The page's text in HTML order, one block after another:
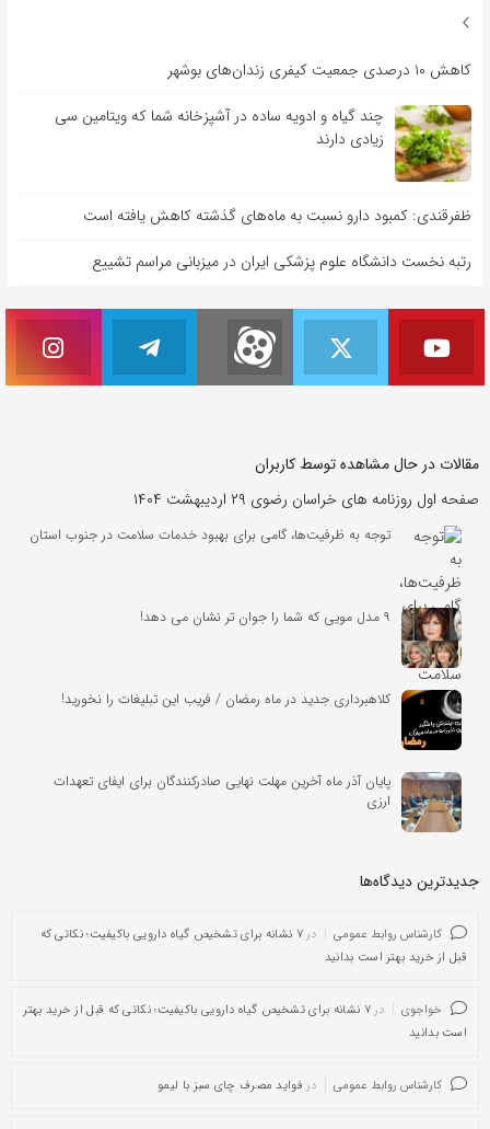
کاهش ۱۰ درصدی جمعیت کیفری زندان‌های بوشهر
چند گیاه و ادویه ساده در آشپزخانه شما که ویتامین سی
زیادی دارند
ظفرقندی: کمبود دارو نسبت به ماه‌های گذشته کاهش یافته است
رتبه نخست دانشگاه علوم پزشکی ایران در میزبانی مراسم تشییع
مقالات در حال مشاهده توسط کاربران
صفحه اول روزنامه های خراسان رضوی ۲۹ اردیبهشت ۱۴۰۴
توجه به ظرفیت‌ها، گامی برای بهبود خدمات سلامت در جنوب استان
۹ مدل مویی که شما را جوان تر نشان می دهد!
کلاهبرداری جدید در ماه رمضان / فریب این تبلیغات را نخورید!
پایان آذر ماه آخرین مهلت نهایی صادرکنندگان برای ایفای تعهدات
ارزی
جدیدترین دیدگاه‌‌ها
کارشناس روابط عمومی در
۷ نشانه برای تشخیص گیاه دارویی باکیفیت؛ نکاتی که
قبل از خرید بهتر است بدانید
خواجوی در
۷ نشانه برای تشخیص گیاه دارویی باکیفیت؛ نکاتی که قبل از خرید بهتر
است بدانید
کارشناس روابط عمومی در فواید مصرف چای سبز با لیمو